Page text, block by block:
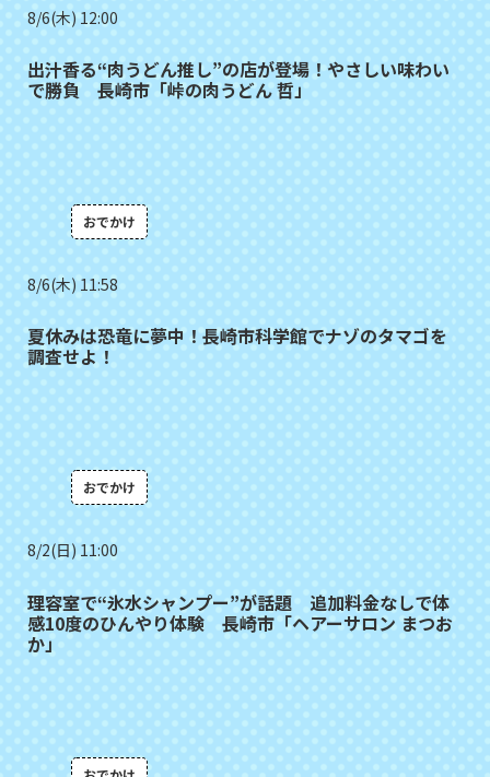
8/6(木) 12:00
出汁香る“肉うどん推し”の店が登場！やさしい味わい
で勝負 長崎市「峠の肉うどん 哲」
おでかけ
8/6(木) 11:58
夏休みは恐竜に夢中！長崎市科学館でナゾのタマゴを
調査せよ！
おでかけ
8/2(日) 11:00
理容室で“氷水シャンプー”が話題 追加料金なしで体
感10度のひんやり体験 長崎市「ヘアーサロン まつお
か」